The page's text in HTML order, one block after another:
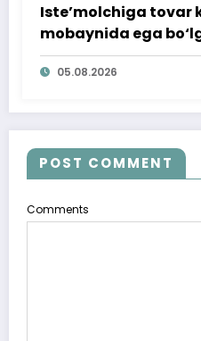
Iste’molchiga
mobaynida ega
ta’minlab berildi
05.08.2026
POST COMMENT
Comments